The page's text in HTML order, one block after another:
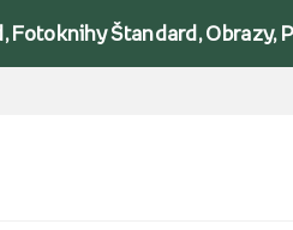
Štandard, Obrazy,